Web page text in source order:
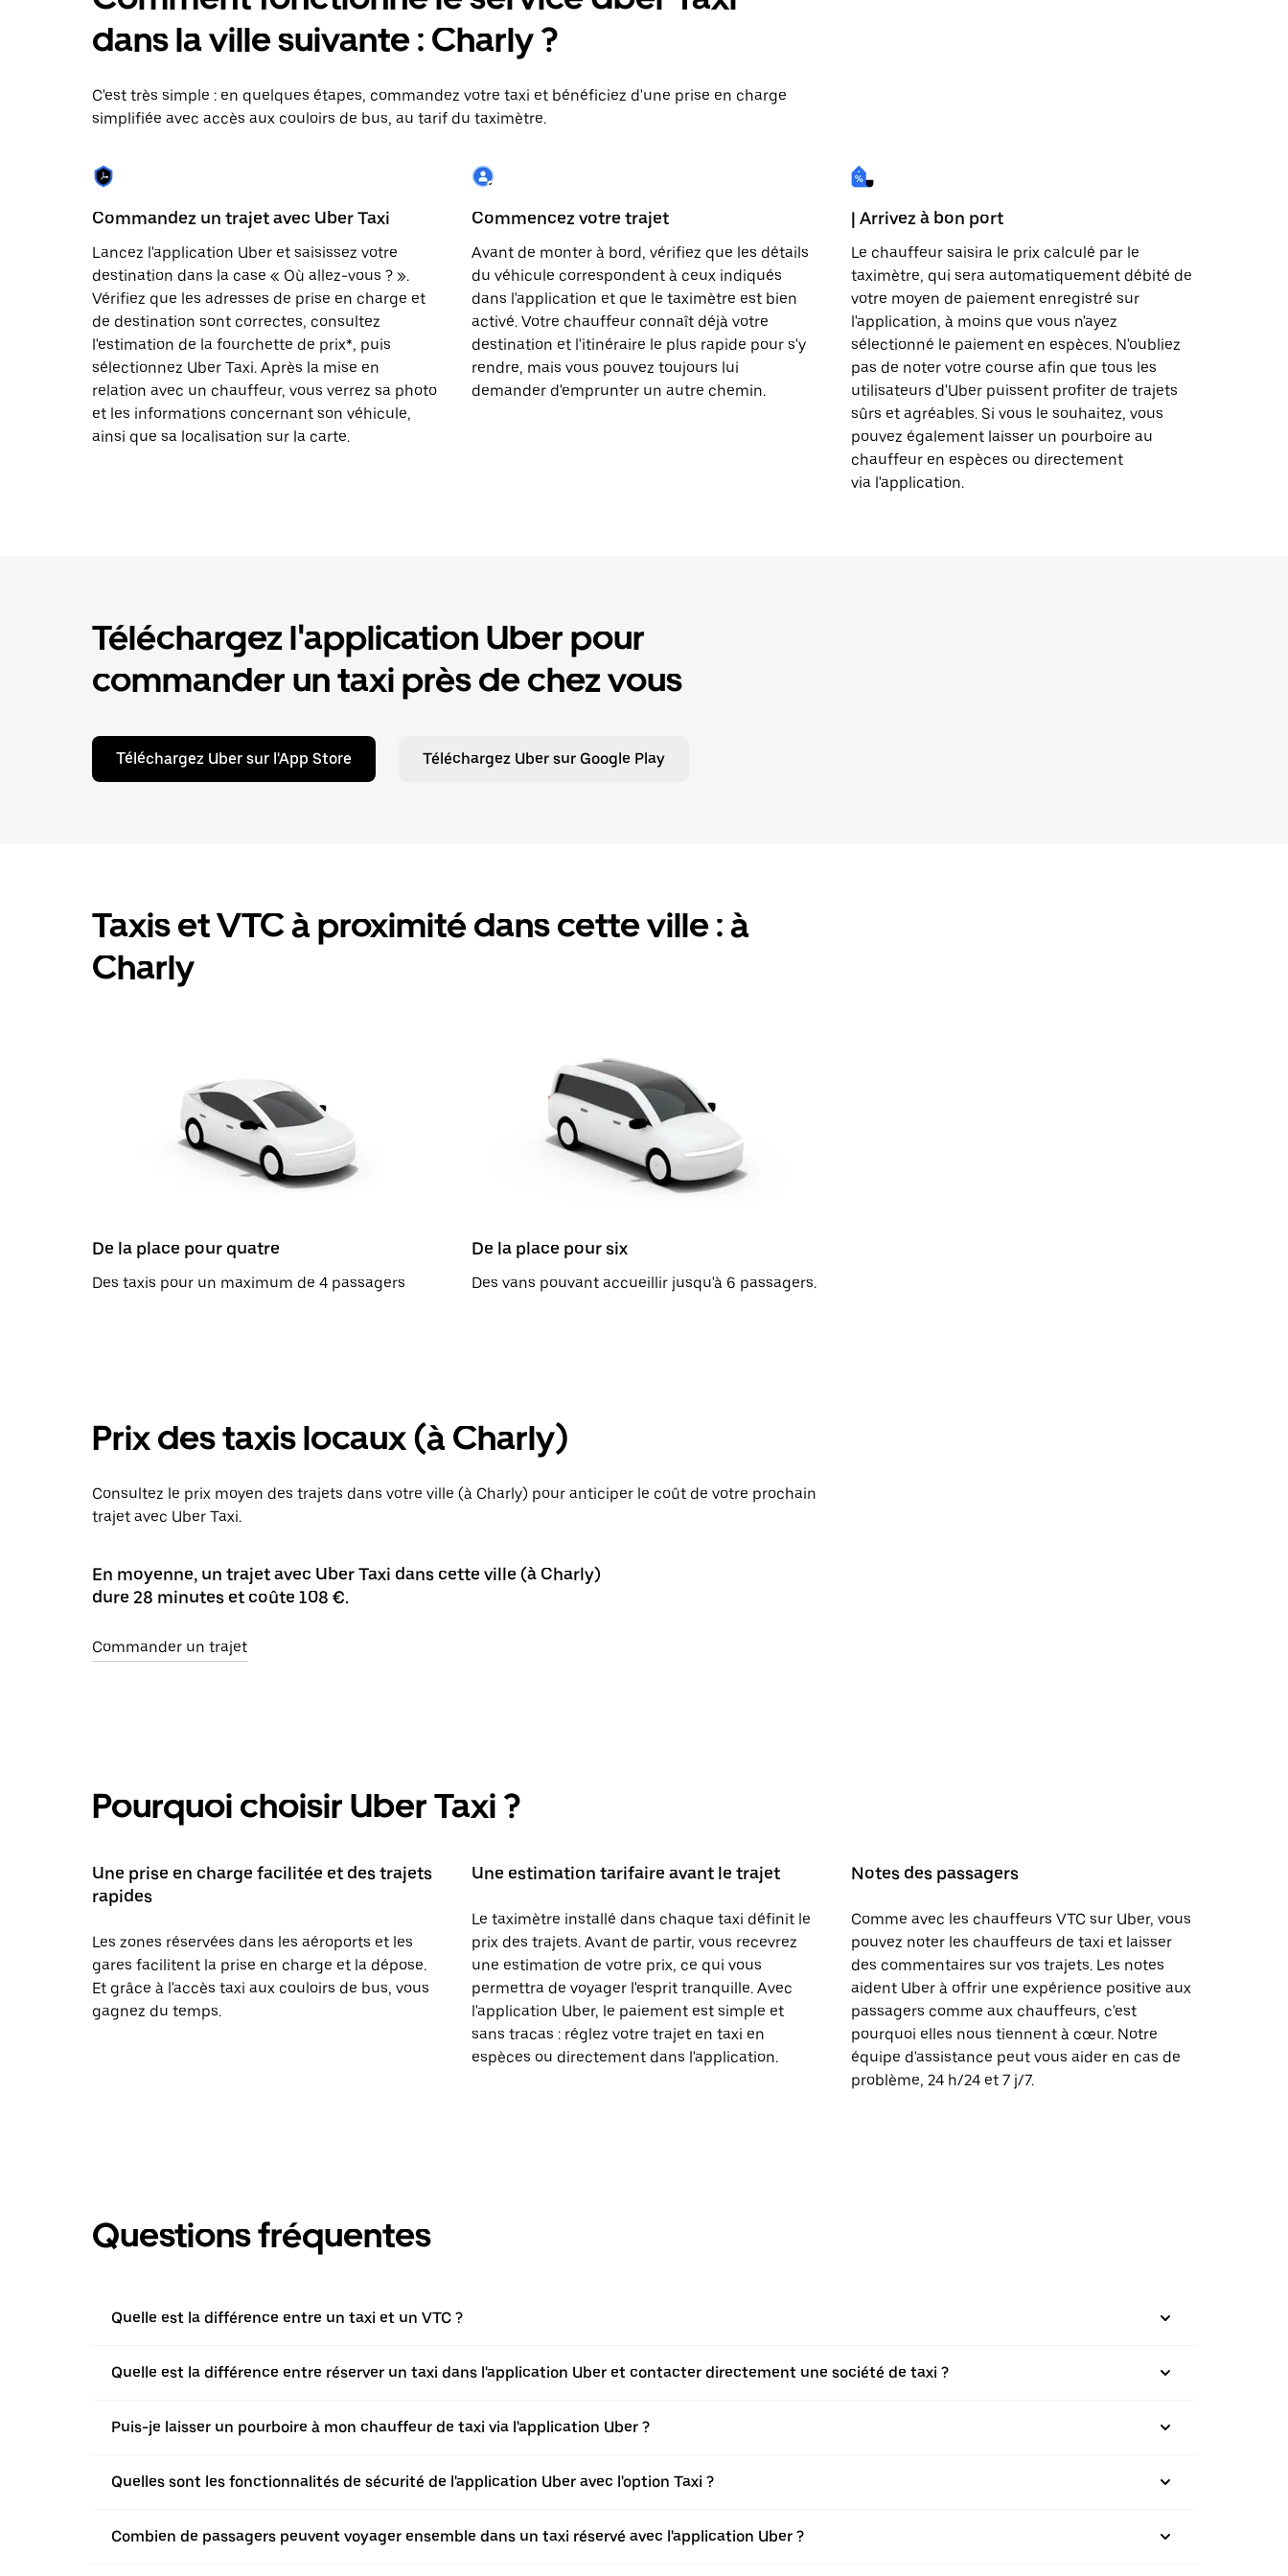
le
et
date.
Appuyez
sur
touche
Échap
fermer
calendrier.
dans la ville suivante : Charly ?
C'est très simple : en quelques étapes, commandez votre taxi et bénéficiez d'une prise en charge
simplifiée avec accès aux couloirs de bus, au tarif du taximètre.
Commandez un trajet avec Uber Taxi
Lancez l'application Uber et saisissez votre
destination dans la case « Où allez-vous ? ».
Vérifiez que les adresses de prise en charge et
de destination sont correctes, consultez
l'estimation de la fourchette de prix*, puis
sélectionnez Uber Taxi. Après la mise en
relation avec un chauffeur, vous verrez sa photo
et les informations concernant son véhicule,
ainsi que sa localisation sur la carte.
Commencez votre trajet
Avant de monter à bord, vérifiez que les détails
du véhicule correspondent à ceux indiqués
dans l'application et que le taximètre est bien
activé. Votre chauffeur connaît déjà votre
destination et l'itinéraire le plus rapide pour s'y
rendre, mais vous pouvez toujours lui
demander d'emprunter un autre chemin.
| Arrivez à bon port
Le chauffeur saisira le prix calculé par le
taximètre, qui sera automatiquement débité de
votre moyen de paiement enregistré sur
l'application, à moins que vous n'ayez
sélectionné le paiement en espèces. N'oubliez
pas de noter votre course afin que tous les
utilisateurs d'Uber puissent profiter de trajets
sûrs et agréables. Si vous le souhaitez, vous
pouvez également laisser un pourboire au
chauffeur en espèces ou directement
via l'application.
Téléchargez l'application Uber pour
commander un taxi près de chez vous
Téléchargez Uber sur l'App Store Téléchargez Uber sur Google Play
Taxis et VTC à proximité dans cette ville : à
Charly
De la place pour quatre
Des taxis pour un maximum de 4 passagers
De la place pour six
Des vans pouvant accueillir jusqu'à 6 passagers.
Prix des taxis locaux (à Charly)
Consultez le prix moyen des trajets dans votre ville (à Charly) pour anticiper le coût de votre prochain
trajet avec Uber Taxi.
En moyenne, un trajet avec Uber Taxi dans cette ville (à Charly)
dure 28 minutes et coûte 108 €.
Commander un trajet
Pourquoi choisir Uber Taxi ?
Une prise en charge facilitée et des trajets
rapides
Les zones réservées dans les aéroports et les
gares facilitent la prise en charge et la dépose.
Et grâce à l'accès taxi aux couloirs de bus, vous
gagnez du temps.
Une estimation tarifaire avant le trajet
Le taximètre installé dans chaque taxi définit le
prix des trajets. Avant de partir, vous recevrez
une estimation de votre prix, ce qui vous
permettra de voyager l'esprit tranquille. Avec
l'application Uber, le paiement est simple et
sans tracas : réglez votre trajet en taxi en
espèces ou directement dans l'application.
Notes des passagers
Comme avec les chauffeurs VTC sur Uber, vous
pouvez noter les chauffeurs de taxi et laisser
des commentaires sur vos trajets. Les notes
aident Uber à offrir une expérience positive aux
passagers comme aux chauffeurs, c'est
pourquoi elles nous tiennent à cœur. Notre
équipe d'assistance peut vous aider en cas de
problème, 24 h/24 et 7 j/7.
Questions fréquentes
Quelle est la différence entre un taxi et un VTC ?
Quelle est la différence entre réserver un taxi dans l'application Uber et contacter directement une société de taxi ?
Puis-je laisser un pourboire à mon chauffeur de taxi via l'application Uber ?
Quelles sont les fonctionnalités de sécurité de l'application Uber avec l'option Taxi ?
Combien de passagers peuvent voyager ensemble dans un taxi réservé avec l'application Uber ?